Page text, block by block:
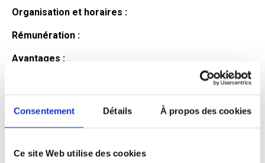
Consentement Détails À propos des cookies
Ce site Web utilise des cookies
Organisation et horaires :
Rémunération :
Avantages :
Profil du
candidat